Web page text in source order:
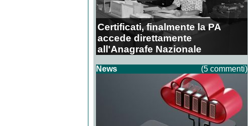
Certificati, finalmente la PA
accede direttamente
all'Anagrafe Nazionale
News (5 commenti)